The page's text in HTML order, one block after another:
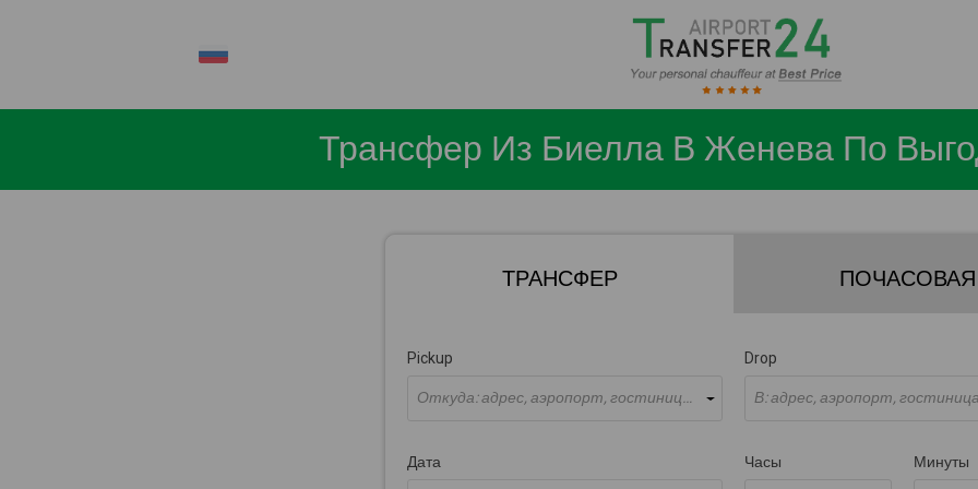
Трансфер Из Биелла В Женева По
ТРАНСФЕР ПОЧАСОВАЯ
Pickup
Откуда: адрес, аэропорт, гостиница ...
Drop
В: адрес, аэропорт,
Дата
Часы
Минуты